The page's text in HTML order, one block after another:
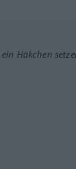
Häkchen